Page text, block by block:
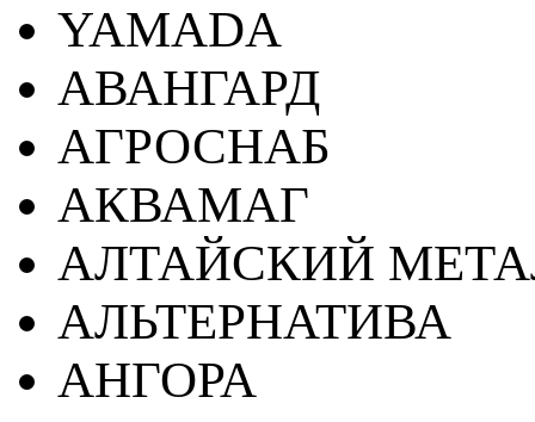
YAMADA
АВАНГАРД
АГРОСНАБ
АКВАМАГ
АЛТАЙСКИЙ
АЛЬТЕРНАТИВА
АНГОРА